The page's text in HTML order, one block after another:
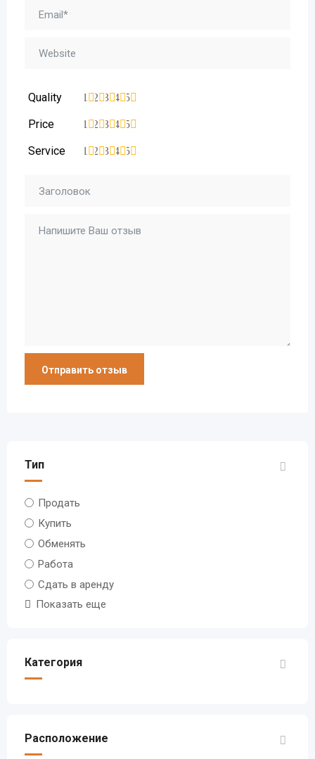
Quality 5
4
3
2
1
Price 5
4
3
2
1
Service 5
4
3
2
1
Тип
Продать
Купить
Обменять
Работа
Сдать в аренду
Показать еще
Категория
Расположение